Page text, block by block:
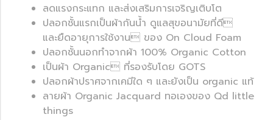
ลดแรงกระแทก และส่งเสริมการเจริญเติบโต
ปลอกชั้นแรกเป็นผ้ากันน้ำ ดูแลสุขอนามัยที่ดี
และยืดอายุการใช้งาน ของ On Cloud Foam
ปลอกชั้นนอกทำจากผ้า 100% Organic Cotton
เป็นผ้า Organic ที่รองรับโดย GOTS
ปลอกผ้าปราศจากเคมีใด ๆ และยังเป็น organic แท้
ลายผ้า Organic Jacquard ทอเองของ Qd little
things